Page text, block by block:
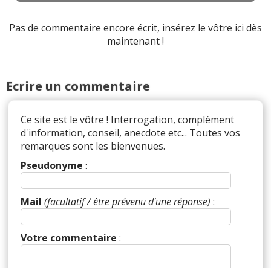
Pas de commentaire encore écrit, insérez le vôtre ici dès
maintenant !
Ecrire un commentaire
Ce site est le vôtre ! Interrogation, complément
d'information, conseil, anecdote etc... Toutes vos
remarques sont les bienvenues.
Pseudonyme :
Mail (facultatif / être prévenu d'une réponse) :
Votre commentaire :